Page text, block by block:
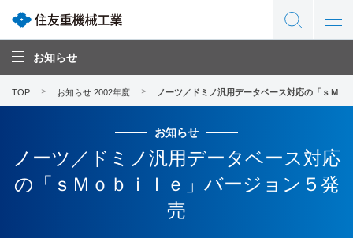
お知らせ
TOP お知らせ 2002年度 ノーツ／ドミノ汎用データベース対応の「ｓＭｏ
お知らせ
ノーツ／ドミノ汎用データベース対応
の「ｓＭｏｂｉｌｅ」バージョン５発
売